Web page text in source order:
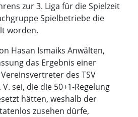
zur 3. Liga für die Spielzeit
Spielbetriebe die
worden.
Hasan Ismaiks Anwälten,
das Ergebnis einer
des TSV
sei, die die 50+1-Regelung
hätten, weshalb der
zusehen dürfe,